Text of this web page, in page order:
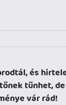
és
tűnhet,
vár rád!